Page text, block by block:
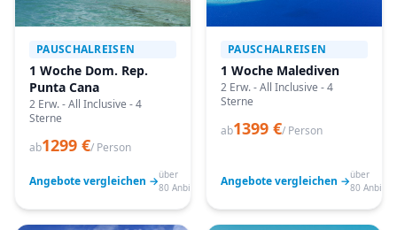
PAUSCHALREISEN
1 Woche Dom. Rep.
Punta Cana
2 Erw. - All Inclusive - 4
Sterne
ab1299 €/ Person
Angebote vergleichen →über
80 Anbieter
PAUSCHALREISEN
1 Woche Malediven
2 Erw. - All Inclusive - 4
Sterne
ab1399 €/ Person
Angebote vergleichen →über
80